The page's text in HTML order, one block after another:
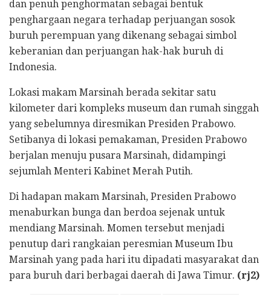
dan penuh penghormatan sebagai bentuk
penghargaan negara terhadap perjuangan sosok
buruh perempuan yang dikenang sebagai simbol
keberanian dan perjuangan hak-hak buruh di
Indonesia.
Lokasi makam Marsinah berada sekitar satu
kilometer dari kompleks museum dan rumah singgah
yang sebelumnya diresmikan Presiden Prabowo.
Setibanya di lokasi pemakaman, Presiden Prabowo
berjalan menuju pusara Marsinah, didampingi
sejumlah Menteri Kabinet Merah Putih.
Di hadapan makam Marsinah, Presiden Prabowo
menaburkan bunga dan berdoa sejenak untuk
mendiang Marsinah. Momen tersebut menjadi
penutup dari rangkaian peresmian Museum Ibu
Marsinah yang pada hari itu dipadati masyarakat dan
para buruh dari berbagai daerah di Jawa Timur. (rj2)